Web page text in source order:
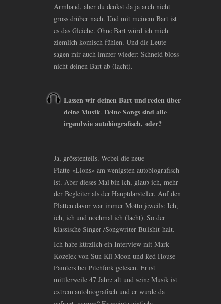
Armband, aber du denkst da ja auch nicht
gross drüber nach. Und mit meinem Bart ist
es das Gleiche. Ohne Bart würd ich mich
ziemlich komisch fühlen. Und die Leute
sagen mir auch immer wieder: Schneid bloss
nicht deinen Bart ab (lacht).
Lassen wir deinen Bart und reden über
deine Musik. Deine Songs sind alle
irgendwie autobiografisch, oder?
Ja, grösstenteils. Wobei die neue
Platte «Lions» am wenigsten autobiografisch
ist. Aber dieses Mal bin ich, glaub ich, mehr
der Begleiter als der Hauptdarsteller. Auf den
Platten davor war immer Motto jeweils: Ich,
ich, ich und nochmal ich (lacht). So der
klassische Singer-/Songwriter-Bullshit halt.
Ich habe kürzlich ein Interview mit Mark
Kozelek von Sun Kil Moon und Red House
Painters bei Pitchfork gelesen. Er ist
mittlerweile 47 Jahre alt und seine Musik ist
extrem autobiografisch und er wurde da